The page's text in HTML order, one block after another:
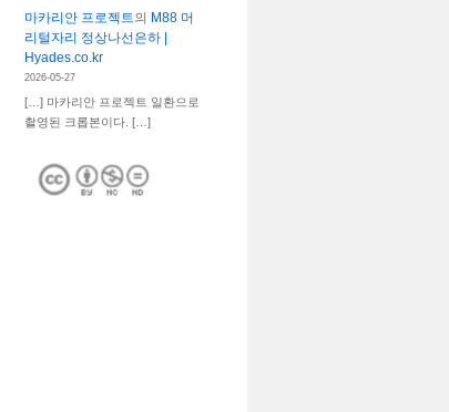
마카리안 프로젝트의 M88 머
리털자리 정상나선은하 |
Hyades.co.kr
2026-05-27
[…] 마카리안 프로젝트 일환으로
촬영된 크롭본이다. […]